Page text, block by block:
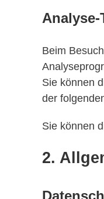
Beim
Sie können
der
Sie können
2.